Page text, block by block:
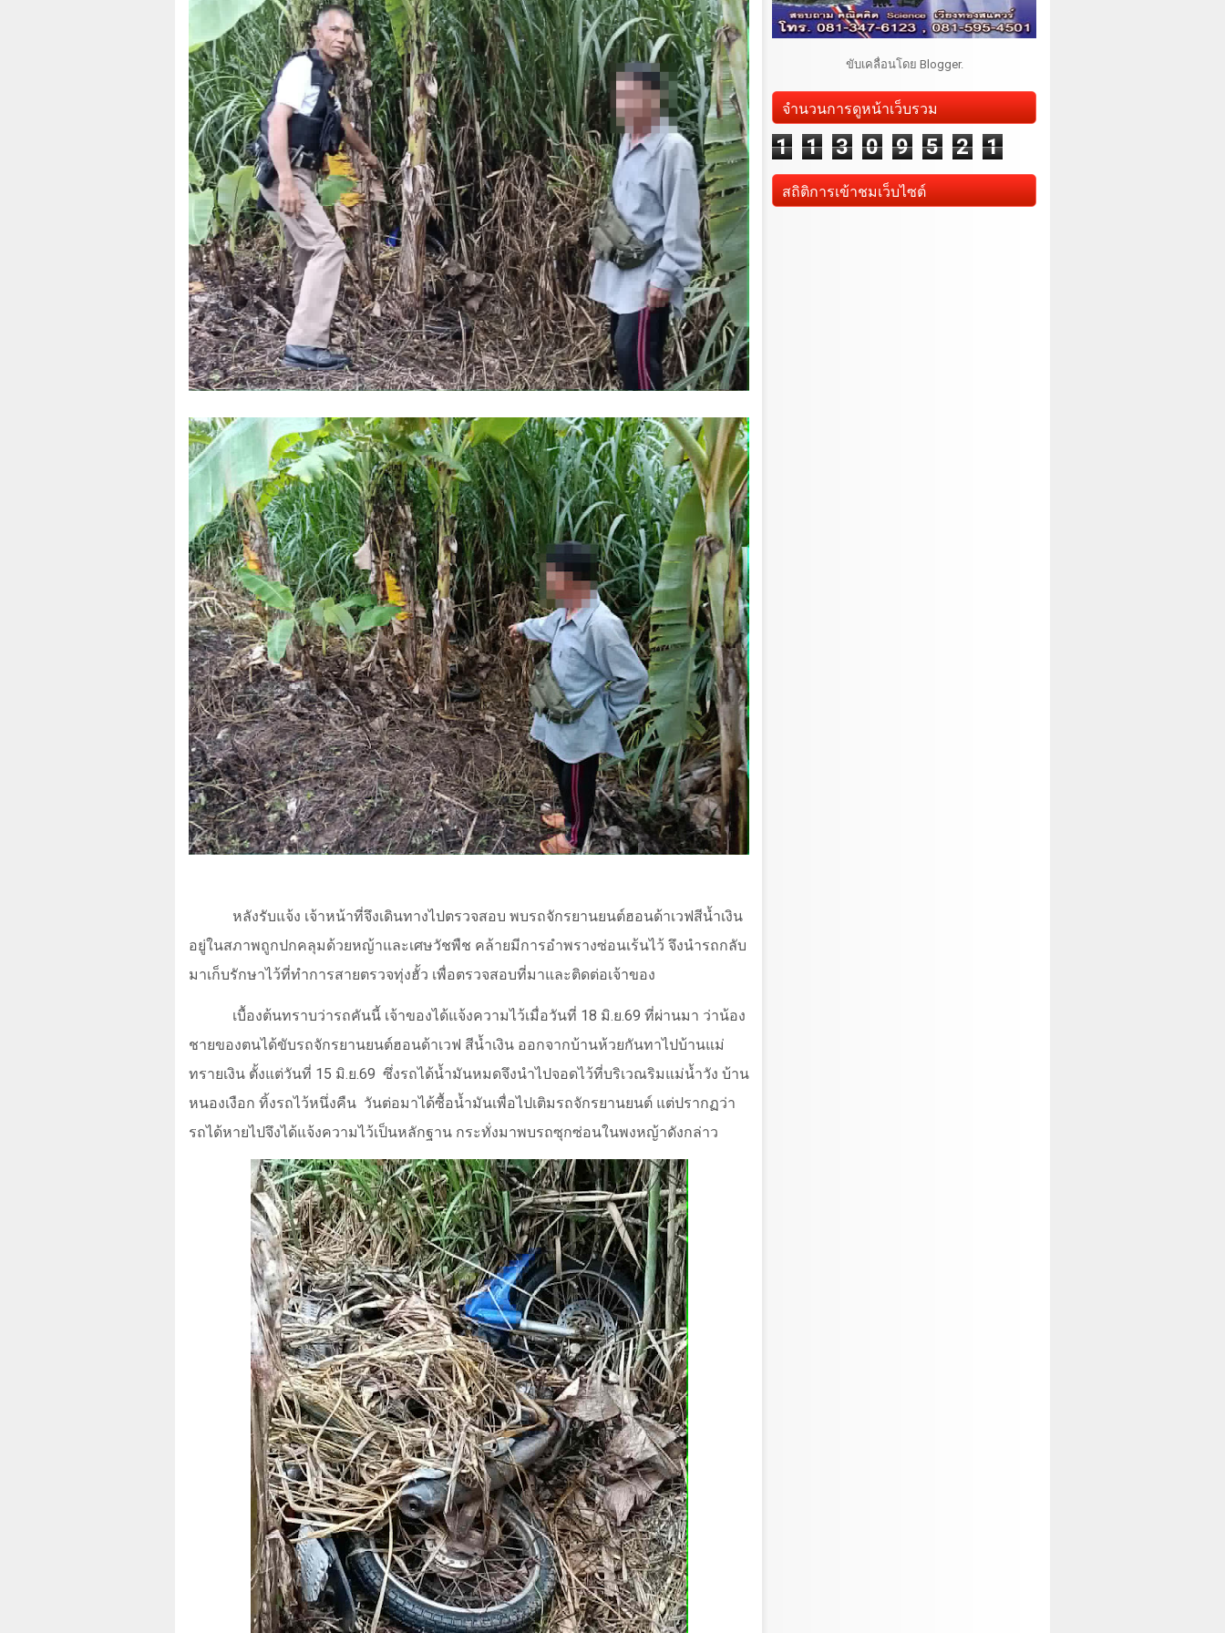
หลังรับแจ้ง เจ้าหน้าที่จึงเดินทางไปตรวจสอบ พบรถจักรยานยนต์ฮอนด้าเวฟสีน้ำเงิน
อยู่ในสภาพถูกปกคลุมด้วยหญ้าและเศษวัชพืช คล้ายมีการอำพรางซ่อนเร้นไว้ จึงนำรถกลับ
มาเก็บรักษาไว้ที่ทำการสายตรวจทุ่งฮั้ว เพื่อตรวจสอบที่มาและติดต่อเจ้าของ
เบื้องต้นทราบว่ารถคันนี้ เจ้าของได้แจ้งความไว้เมื่อวันที่ 18 มิ.ย.69 ที่ผ่านมา ว่าน้อง
ชายของตนได้ขับรถจักรยานยนต์ฮอนด้าเวฟ สีน้ำเงิน ออกจากบ้านห้วยกันทาไปบ้านแม่
ทรายเงิน ตั้งแต่วันที่ 15 มิ.ย.69 ซึ่งรถได้น้ำมันหมดจึงนำไปจอดไว้ที่บริเวณริมแม่น้ำวัง บ้าน
หนองเงือก ทิ้งรถไว้หนึ่งคืน วันต่อมาได้ซื้อน้ำมันเพื่อไปเติมรถจักรยานยนต์ แต่ปรากฏว่า
รถได้หายไปจึงได้แจ้งความไว้เป็นหลักฐาน กระทั่งมาพบรถซุกซ่อนในพงหญ้าดังกล่าว
ขับเคลื่อนโดย Blogger.
จำนวนการดูหน้าเว็บรวม
1 1 3 0 9 5 2 1
สถิติการเข้าชมเว็บไซต์